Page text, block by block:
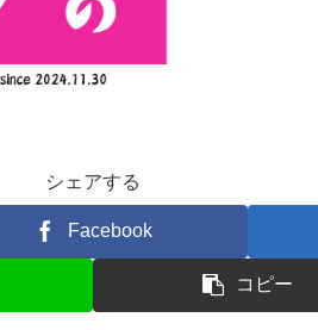
シェアする
Facebook
コピー